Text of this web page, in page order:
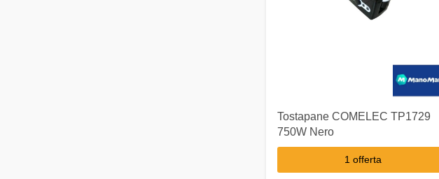
Tostapane COMELEC TP1729
750W Nero
1 offerta